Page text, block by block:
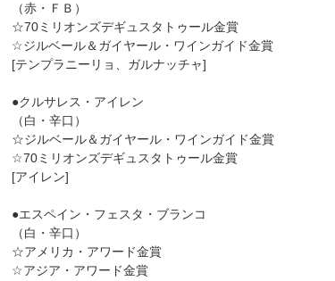
（赤・ＦＢ）
☆70ミリオンズデギュスタトゥール金賞
☆ジルベール＆ガイヤール・ワインガイド金賞
[テンプラニーリョ、ガルナッチャ]
●クルサレス・アイレン
（白・辛口）
☆ジルベール＆ガイヤール・ワインガイド金賞
☆70ミリオンズデギュスタトゥール金賞
[アイレン]
●エスペイン・フェスタ・ブランコ
（白・辛口）
☆アメリカ・アワード金賞
☆アジア・アワード金賞